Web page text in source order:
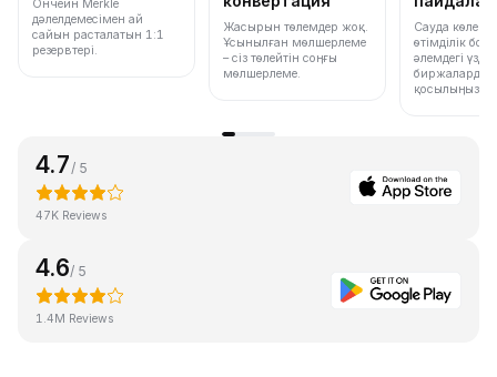
Ончейн Merkle
дәлелдемесімен ай
сайын расталатын 1:1
резервтері.
Жасырын төлемдер жоқ.
Ұсынылған мөлшерлеме
– сіз төлейтін соңғы
мөлшерлеме.
Сауда көлемі
өтімділік
әлемдегі үздік
биржалардың
қосылыңыз.
4.7 / 5
47K Reviews
4.6/ 5
1.4M Reviews